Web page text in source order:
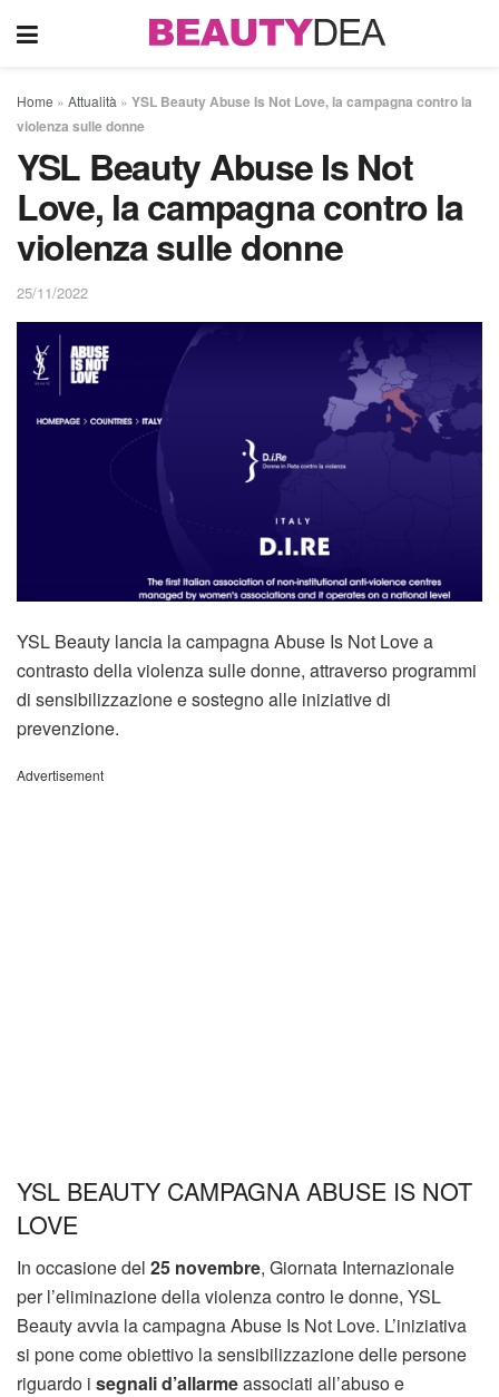
Home » Attualità » YSL Beauty Abuse Is Not Love, la campagna contro la
violenza sulle donne
YSL Beauty Abuse Is Not
Love, la campagna contro la
violenza sulle donne
25/11/2022
YSL Beauty lancia la campagna Abuse Is Not Love a
contrasto della violenza sulle donne, attraverso programmi
di sensibilizzazione e sostegno alle iniziative di
prevenzione.
Advertisement
YSL BEAUTY CAMPAGNA ABUSE IS NOT
LOVE
In occasione del 25 novembre, Giornata Internazionale
per l’eliminazione della violenza contro le donne, YSL
Beauty avvia la campagna Abuse Is Not Love. L’iniziativa
si pone come obiettivo la sensibilizzazione delle persone
riguardo i segnali d’allarmeassociati all’abuso e